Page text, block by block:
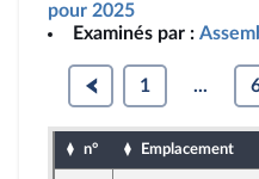
pour 2025
Examinés par :
1 ...
n° Emplacement